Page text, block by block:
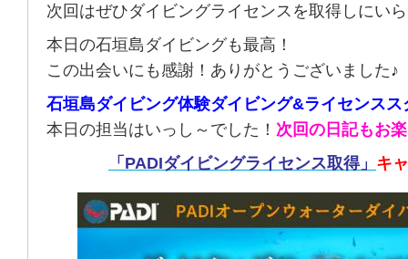
次回はぜひダイビングライセンスを取得しにい
本日の石垣島ダイビングも最高！
この出会いにも感謝！ありがとうございました♪
石垣島ダイビング体験ダイビング&ライセンスス
本日の担当はいっし～でした！ 次回の日記もお
「PADIダイビングライセンス取得」 キ